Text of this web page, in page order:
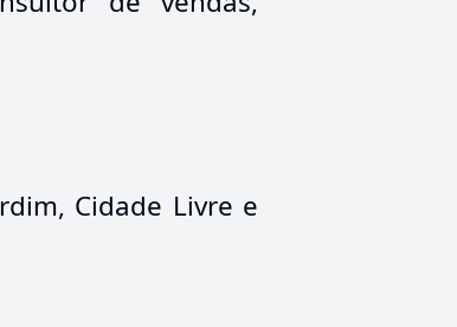
Cidade Livre e